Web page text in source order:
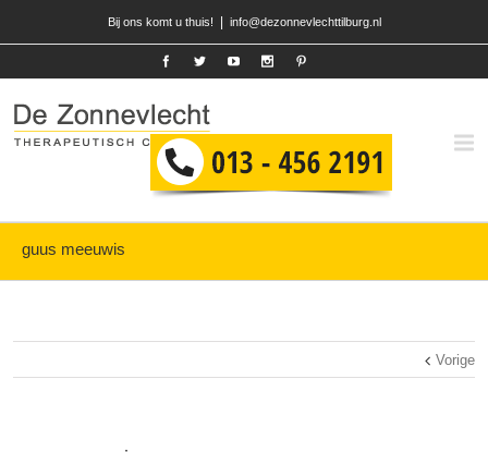
Bij ons komt u thuis! info@dezonnevlechttilburg.nl
guus meeuwis
Vorige